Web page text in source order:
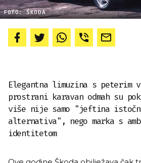
FOTO: ŠKODA
Elegantna limuzina s peterim
prostrani karavan odmah su
više nije samo "jeftina
alternativa", nego marka s
identitetom